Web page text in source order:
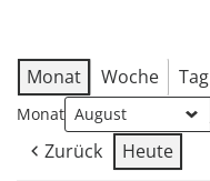
Monat Woche Tag
Monat
Zurück Heute